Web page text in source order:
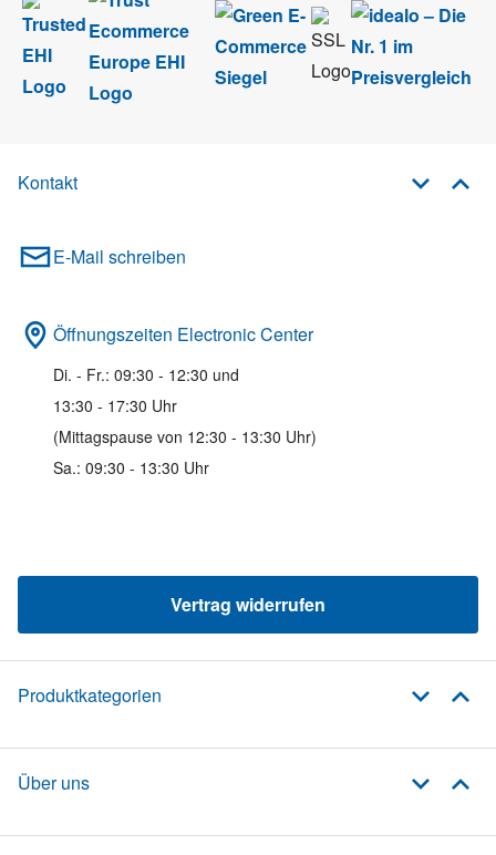
Kontakt
E-Mail schreiben
Öffnungszeiten Electronic Center
Di. - Fr.: 09:30 - 12:30 und
13:30 - 17:30 Uhr
(Mittagspause von 12:30 - 13:30 Uhr)
Sa.: 09:30 - 13:30 Uhr
Vertrag widerrufen
Produktkategorien
Über uns